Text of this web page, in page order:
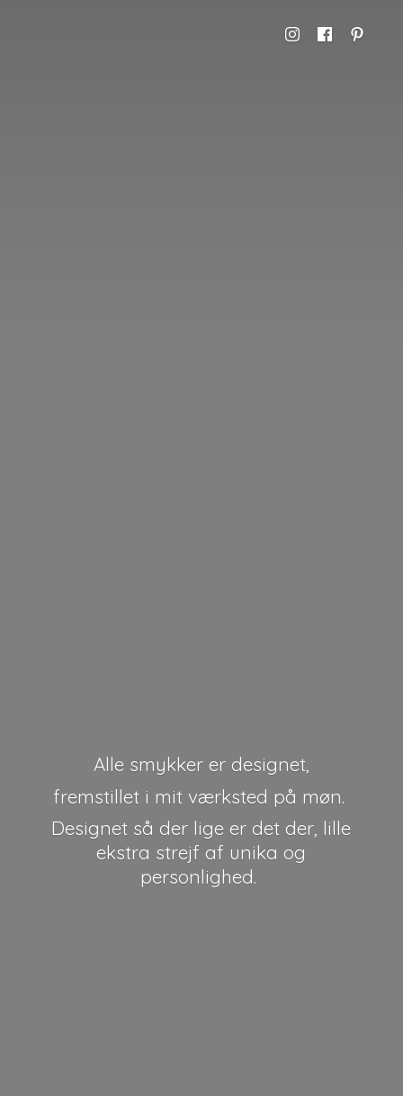
Alle smykker er designet,
fremstillet i mit værksted på møn.
Designet så der lige er det der, lille
ekstra strejf af unikaog
personlighed.